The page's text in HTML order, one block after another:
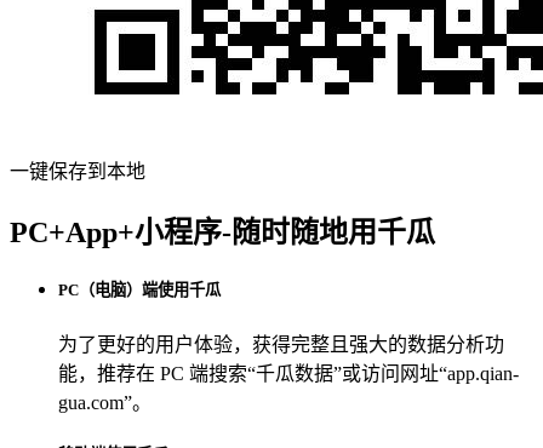
一键保存到本地
PC+App+小程序-随时随地用千瓜
PC（电脑）端使用千瓜
为了更好的用户体验，获得完整且强大的数据分析功
能，推荐在 PC 端搜索“千瓜数据”或访问网址“app.qian-
gua.com”。